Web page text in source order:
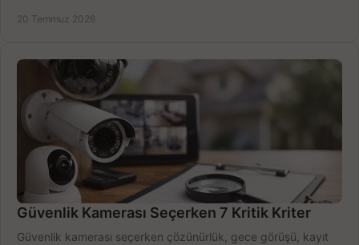
20 Temmuz 2026
Güvenlik Kamerası Seçerken 7 Kritik Kriter
Güvenlik kamerası seçerken çözünürlük, gece görüşü, kayıt